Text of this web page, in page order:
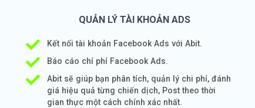
QUẢN LÝ TÀI KHOẢN ADS
Kết nối tài khoản Facebook Ads với Abit.
Báo cáo chí phí Facebook Ads.
Abit sẽ giúp bạn phân tích, quản lý chi phí, đánh
giá hiệu quả từng chiến dịch, Post theo thời
gian thực một cách chính xác nhất.